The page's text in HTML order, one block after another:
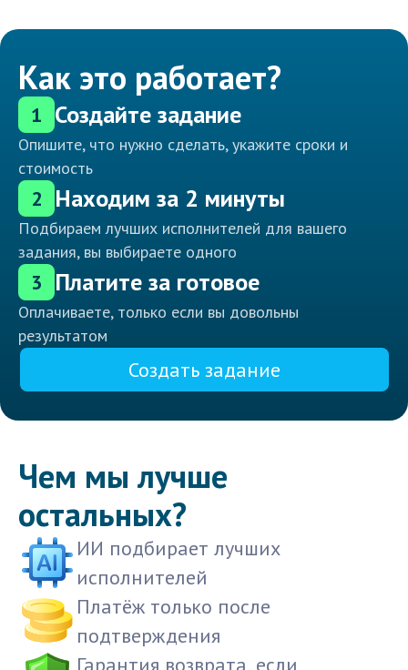
Как это работает?
1 Создайте задание
Опишите, что нужно сделать, укажите сроки и
стоимость
2 Находим за 2 минуты
Подбираем лучших исполнителей для вашего
задания, вы выбираете одного
3 Платите за готовое
Оплачиваете, только если вы довольны
результатом
Создать задание
Чем мы лучше
остальных?
ИИ подбирает лучших
исполнителей
Платёж только после
подтверждения
Гарантия возврата, если